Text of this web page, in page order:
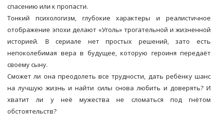
спасению или к пропасти.
Тонкий психологизм, глубокие характеры и реалистичное
отображение эпохи делают «Уголь» трогательной и жизненной
историей. В сериале нет простых решений, зато есть
непоколебимая вера в будущее, которую героиня передаёт
своему сыну.
Сможет ли она преодолеть все трудности, дать ребёнку шанс
на лучшую жизнь и найти силы снова любить и доверять? И
хватит ли у неё мужества не сломаться под гнётом
обстоятельств?